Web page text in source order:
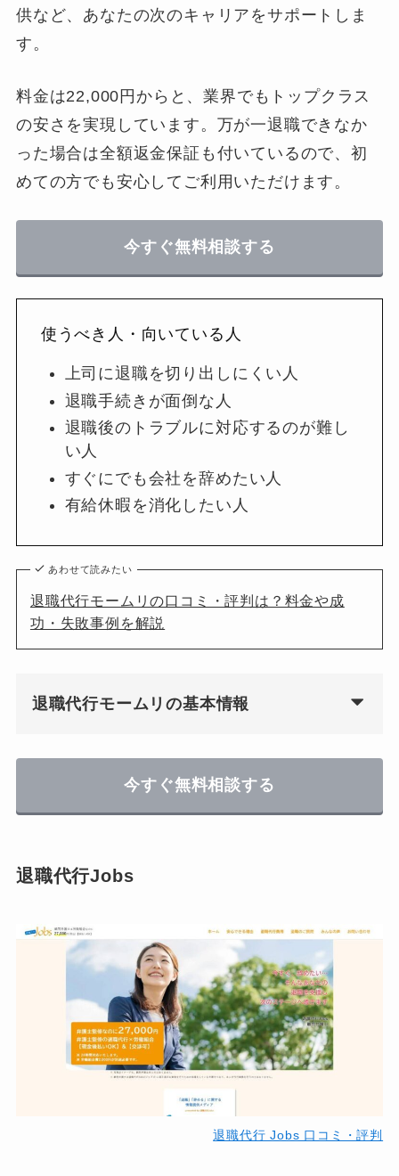
供など、あなたの次のキャリアをサポートしま
す。
料金は22,000円からと、業界でもトップクラス
の安さを実現しています。万が一退職できなか
った場合は全額返金保証も付いているので、初
めての方でも安心してご利用いただけます。
今すぐ無料相談する
使うべき人・向いている人
上司に退職を切り出しにくい人
退職手続きが面倒な人
退職後のトラブルに対応するのが難し
い人
すぐにでも会社を辞めたい人
有給休暇を消化したい人
あわせて読みたい
退職代行モームリの口コミ・評判は？料金や成
功・失敗事例を解説
退職代行モームリの基本情報
今すぐ無料相談する
退職代行Jobs
退職代行 Jobs 口コミ・評判